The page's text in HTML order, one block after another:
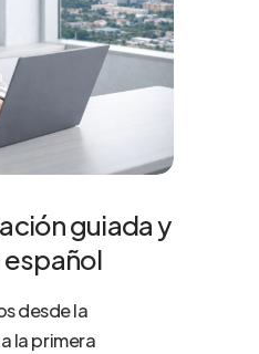
guiada y
desde la
la primera